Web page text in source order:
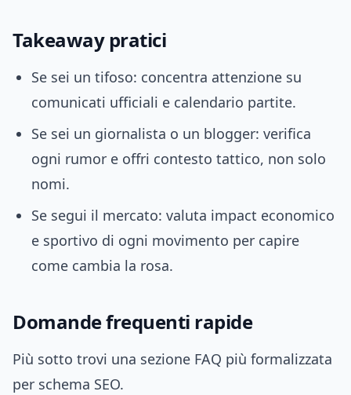
Takeaway pratici
Se sei un tifoso: concentra attenzione su
comunicati ufficiali e calendario partite.
Se sei un giornalista o un blogger: verifica
ogni rumor e offri contesto tattico, non solo
nomi.
Se segui il mercato: valuta impact economico
e sportivo di ogni movimento per capire
come cambia la rosa.
Domande frequenti rapide
Più sotto trovi una sezione FAQ più formalizzata
per schema SEO.